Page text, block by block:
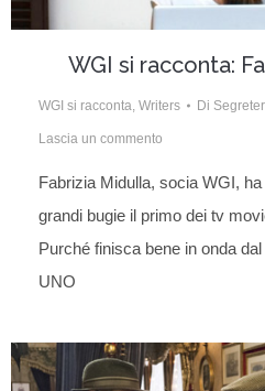
WGI si racconta:
WGI si racconta Writers Di
Lascia un commento
Fabrizia Midulla, socia WGI,
grandi bugie il primo dei tv
Purché finisca bene in onda
UNO